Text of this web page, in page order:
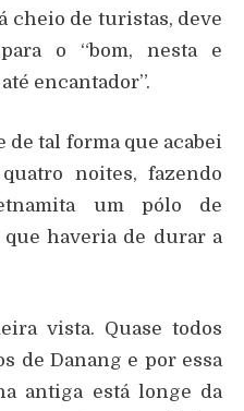
cheio de turistas, deve
o “bom, nesta e
encantador”.
de tal forma que acabei
noites, fazendo
um pólo de
haveria de durar a
vista. Quase todos
de Danang e por essa
antiga está longe da